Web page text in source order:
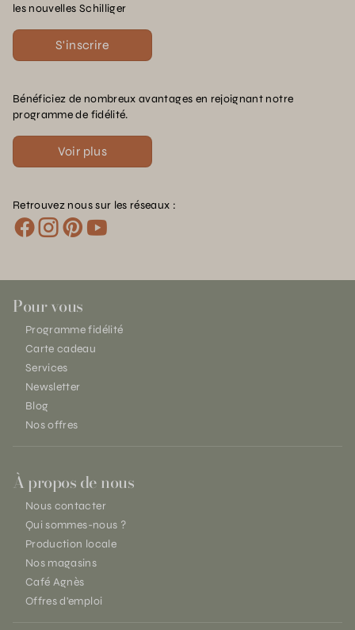
les nouvelles Schilliger
S'inscrire
Bénéficiez de nombreux avantages en rejoignant notre
programme de fidélité.
Voir plus
Retrouvez nous sur les réseaux :
Pour vous
Programme fidélité
Carte cadeau
Services
Newsletter
Blog
Nos offres
À propos de nous
Nous contacter
Qui sommes-nous ?
Production locale
Nos magasins
Café Agnès
Offres d'emploi